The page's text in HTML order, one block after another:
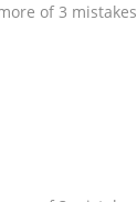
of 3 mistakes